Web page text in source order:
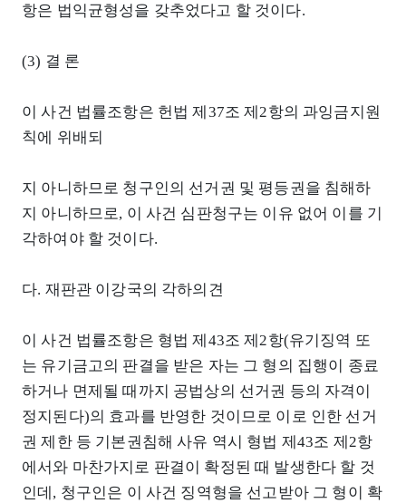
항은 법익균형성을 갖추었다고 할 것이다.
(3) 결 론
이 사건 법률조항은 헌법 제37조 제2항의 과잉금지원
칙에 위배되
지 아니하므로 청구인의 선거권 및 평등권을 침해하
지 아니하므로, 이 사건 심판청구는 이유 없어 이를 기
각하여야 할 것이다.
다. 재판관 이강국의 각하의견
이 사건 법률조항은 형법 제43조 제2항(유기징역 또
는 유기금고의 판결을 받은 자는 그 형의 집행이 종료
하거나 면제될 때까지 공법상의 선거권 등의 자격이
정지된다)의 효과를 반영한 것이므로 이로 인한 선거
권 제한 등 기본권침해 사유 역시 형법 제43조 제2항
에서와 마찬가지로 판결이 확정된 때 발생한다 할 것
인데, 청구인은 이 사건 징역형을 선고받아 그 형이 확